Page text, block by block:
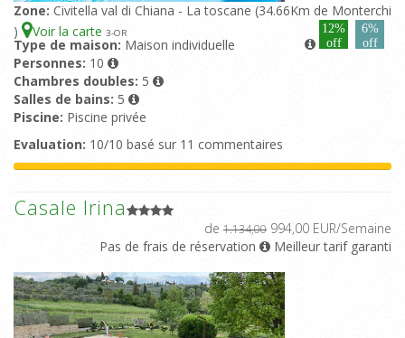
Zone: Civitella val di Chiana - La toscane (34.66Km de Monterchi
)
Voir la carte 3-OR
12%
off
6%
off
Type de maison: Maison individuelle
Personnes: 10
Chambres doubles: 5
Salles de bains: 5
Piscine: Piscine privée
Evaluation: 10/10 basé sur 11 commentaires
Casale Irina
de 1.134,00 994,00 EUR/Semaine
Pas de frais de réservation
Meilleur tarif garanti